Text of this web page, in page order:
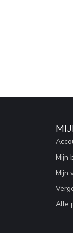
Mijn
Mijn
Alle